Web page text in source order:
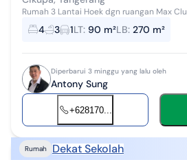
Rumah 3 Lantai Hoek dgn ruangan Max Cluster Margonite Lavon II
Cikupa Tangerang Rumah Hoek depan Taman Luas Tanah 10*9 m
Type 8*9 m 3 lantai fu...
4 3 1LT: 90 m²LB: 270 m²
Diperbarui 3 minggu yang lalu oleh
Antony Sung
+628170...
Rumah Dekat Sekolah